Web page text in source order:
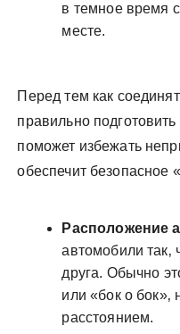
в темное время
месте.
Перед тем как
правильно
поможет избежать
обеспечит безопасное
Расположение
автомобили так‚
друга. Обычно
или «бок о бок»‚
расстоянием.